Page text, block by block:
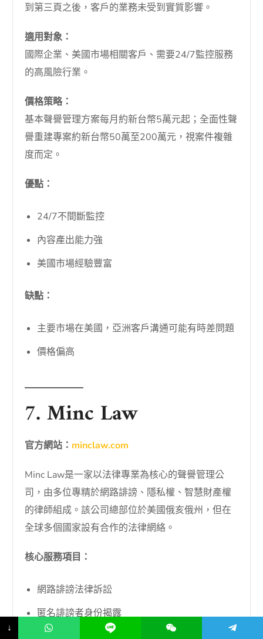
到第三頁之後，客戶的業務未受到實質影響。
適用對象：
國際企業、美國市場相關客戶、需要24/7監控服務
的高風險行業。
價格策略：
基本聲譽管理方案每月約新台幣5萬元起；全面性聲
譽重建專案約新台幣50萬至200萬元，視案件複雜
度而定。
優點：
24/7不間斷監控
內容產出能力強
美國市場經驗豐富
缺點：
主要市場在美國，亞洲客戶溝通可能有時差問題
價格偏高
7. Minc Law
官方網站： minclaw.com
Minc Law是一家以法律專業為核心的聲譽管理公
司，由多位專精於網路誹謗、隱私權、智慧財產權
的律師組成。該公司總部位於美國俄亥俄州，但在
全球多個國家設有合作的法律網絡。
核心服務項目：
網路誹謗法律訴訟
匿名誹謗者身份揭露
↓